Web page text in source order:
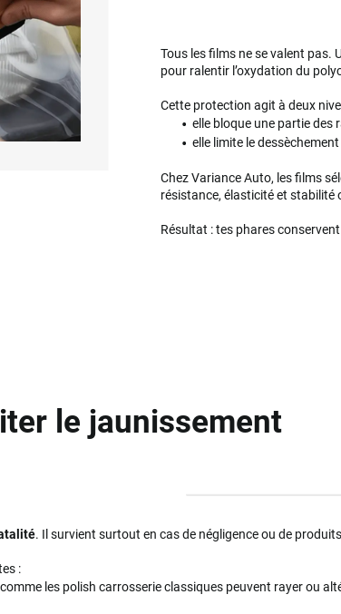
Tous les films ne se valent pas.
pour ralentir l’oxydation du
Cette protection agit à deux
elle bloque une partie des
elle limite le
Chez Variance Auto, les films
résistance, élasticité et stabilité
Résultat : tes phares
le jaunissement
. Il survient surtout en cas de négligence ou de
:
les polish carrosserie classiques peuvent rayer ou